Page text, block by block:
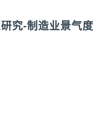
究-制造业景气度